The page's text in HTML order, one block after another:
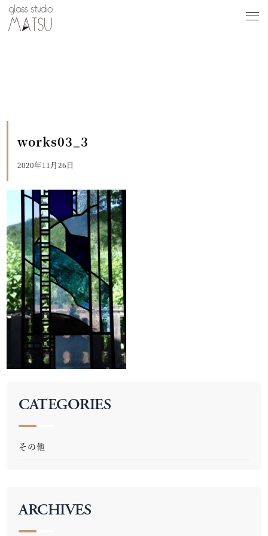
works03_3
2020年11月26日
CATEGORIES
その他
ARCHIVES